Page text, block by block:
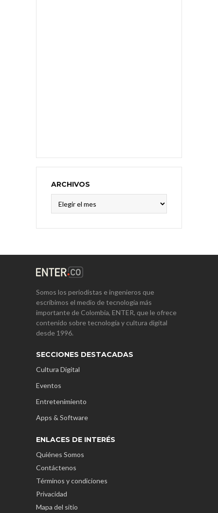
ARCHIVOS
Somos los periodistas e ingenieros que
escribimos el medio de tecnología más
importante de Colombia, ENTER, que le ofrece
contenido sobre tecnología y cultura digital
desde 1996.
SECCIONES DESTACADAS
Cultura Digital
Eventos
Entretenimiento
Apps & Software
ENLACES DE INTERÉS
Quiénes Somos
Contáctenos
Términos y condiciones
Privacidad
Mapa del sitio